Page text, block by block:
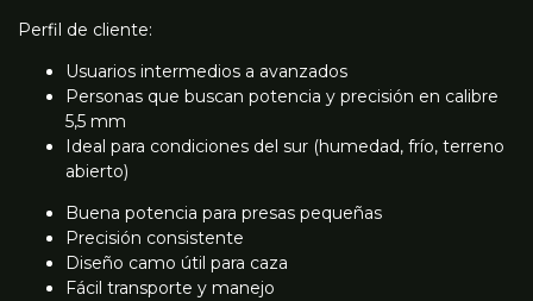
Perfil de cliente:
Usuarios intermedios a avanzados
Personas que buscan potencia y precisión en calibre
5,5 mm
Ideal para condiciones del sur (humedad, frío, terreno
abierto)
Buena potencia para presas pequeñas
Precisión consistente
Diseño camo útil para caza
Fácil transporte y manejo